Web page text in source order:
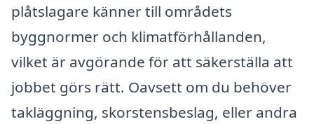
plåtslagare känner till områdets
byggnormer och klimatförhållanden,
vilket är avgörande för att säkerställa att
jobbet görs rätt. Oavsett om du behöver
takläggning, skorstensbeslag, eller andra